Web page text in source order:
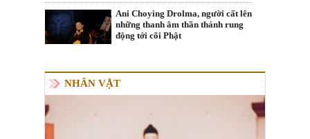
Ani Choying Drolma, người cất lên
những thanh âm thần thánh rung
động tới cõi Phật
NHÂN VẬT